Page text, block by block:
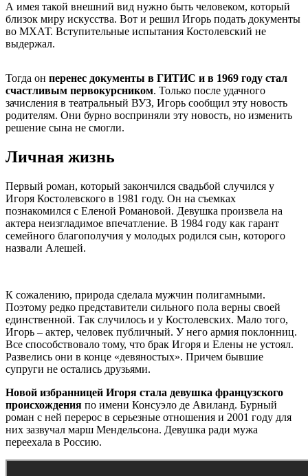
А имея такой внешний вид нужно быть человеком, который
близок миру искусства. Вот и решил Игорь подать документы
во МХАТ. Вступительные испытания Костолевский не
выдержал.
Тогда он перенес документы в ГИТИС и в 1969 году стал
счастливым первокурсником. Только после удачного
зачисления в театральный ВУЗ, Игорь сообщил эту новость
родителям. Они бурно восприняли эту новость, но изменить
решение сына не смогли.
Личная жизнь
Первый роман, который закончился свадьбой случился у
Игоря Костолевского в 1981 году. Он на съемках
познакомился с Еленой Романовой. Девушка произвела на
актера неизгладимое впечатление. В 1984 году как гарант
семейного благополучия у молодых родился сын, которого
назвали Алешей.
К сожалению, природа сделала мужчин полигамными.
Поэтому редко представители сильного пола верны своей
единственной. Так случилось и у Костолевских. Мало того,
Игорь – актер, человек публичный. У него армия поклонниц.
Все способствовало тому, что брак Игоря и Елены не устоял.
Развелись они в конце «девяностых». Причем бывшие
супруги не остались друзьями.
Новой избранницей Игоря стала девушка французского
происхождения по имени Консуэло де Авиланд. Бурный
роман с ней перерос в серьезные отношения и 2001 году для
них зазвучал марш Мендельсона. Девушка ради мужа
переехала в Россию.